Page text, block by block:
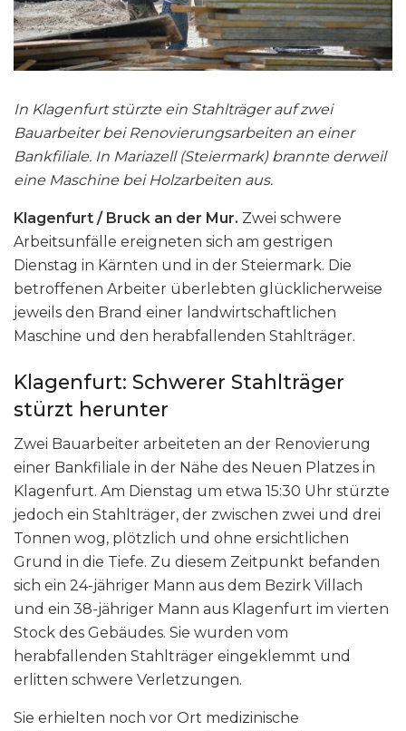
In Klagenfurt stürzte ein Stahlträger auf zwei
Bauarbeiter bei Renovierungsarbeiten an einer
Bankfiliale. In Mariazell (Steiermark) brannte derweil
eine Maschine bei Holzarbeiten aus.
Klagenfurt / Bruck an der Mur. Zwei schwere
Arbeitsunfälle ereigneten sich am gestrigen
Dienstag in Kärnten und in der Steiermark. Die
betroffenen Arbeiter überlebten glücklicherweise
jeweils den Brand einer landwirtschaftlichen
Maschine und den herabfallenden Stahlträger.
Klagenfurt: Schwerer Stahlträger
stürzt herunter
Zwei Bauarbeiter arbeiteten an der Renovierung
einer Bankfiliale in der Nähe des Neuen Platzes in
Klagenfurt. Am Dienstag um etwa 15:30 Uhr stürzte
jedoch ein Stahlträger, der zwischen zwei und drei
Tonnen wog, plötzlich und ohne ersichtlichen
Grund in die Tiefe. Zu diesem Zeitpunkt befanden
sich ein 24-jähriger Mann aus dem Bezirk Villach
und ein 38-jähriger Mann aus Klagenfurt im vierten
Stock des Gebäudes. Sie wurden vom
herabfallenden Stahlträger eingeklemmt und
erlitten schwere Verletzungen.
Sie erhielten noch vor Ort medizinische